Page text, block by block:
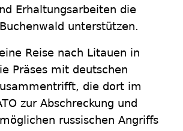
Erhaltungsarbeiten die
unterstützen.
Reise nach Litauen in
Präses mit deutschen
die dort im
zur Abschreckung und
russischen Angriffs